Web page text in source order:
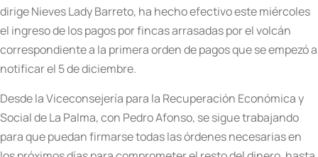
dirige Nieves Lady Barreto, ha hecho efectivo este miércoles
el ingreso de los pagos por fincas arrasadas por el volcán
correspondiente a la primera orden de pagos que se empezó a
notificar el 5 de diciembre.
Desde la Viceconsejería para la Recuperación Económica y
Social de La Palma, con Pedro Afonso, se sigue trabajando
para que puedan firmarse todas las órdenes necesarias en